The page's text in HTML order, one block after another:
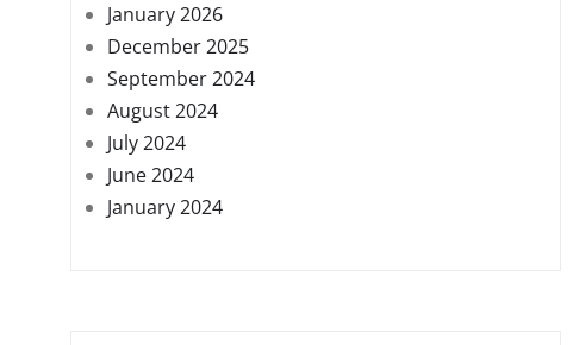
January 2026
December 2025
September 2024
August 2024
July 2024
June 2024
January 2024